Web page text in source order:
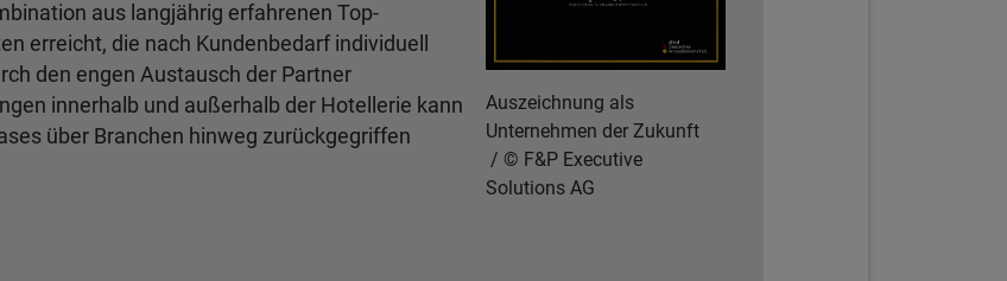
Auszeichnung als
Unternehmen der Zukunft
F&P Executive
Solutions AG
aus langjährig erfahrenen Top-
erreicht, die nach Kundenbedarf individuell
den engen Austausch der Partner
innerhalb und außerhalb der Hotellerie kann
über Branchen hinweg zurückgegriffen